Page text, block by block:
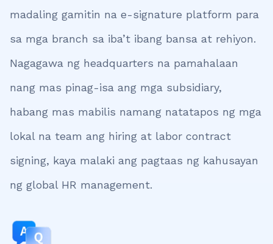
madaling gamitin na e-signature platform para
sa mga branch sa iba’t ibang bansa at rehiyon.
Nagagawa ng headquarters na pamahalaan
nang mas pinag-isa ang mga subsidiary,
habang mas mabilis namang natatapos ng mga
lokal na team ang hiring at labor contract
signing, kaya malaki ang pagtaas ng kahusayan
ng global HR management.